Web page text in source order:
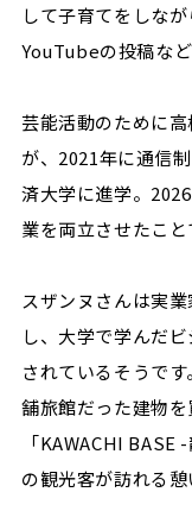
して子育てをしな
YouTubeの投稿など
芸能活動のために
が、2021年に通信
済大学に進学。
業を両立させたこと
スザンヌさんは実
し、大学で学んだ
されているそうで
舗旅館だった建物
「KAWACHI
の観光客が訪れる憩